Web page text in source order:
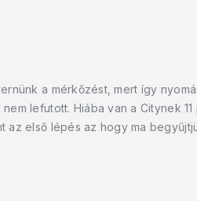
a mérkőzést, mert így
lefutott. Hiába van a Citynek
az első lépés az hogy ma